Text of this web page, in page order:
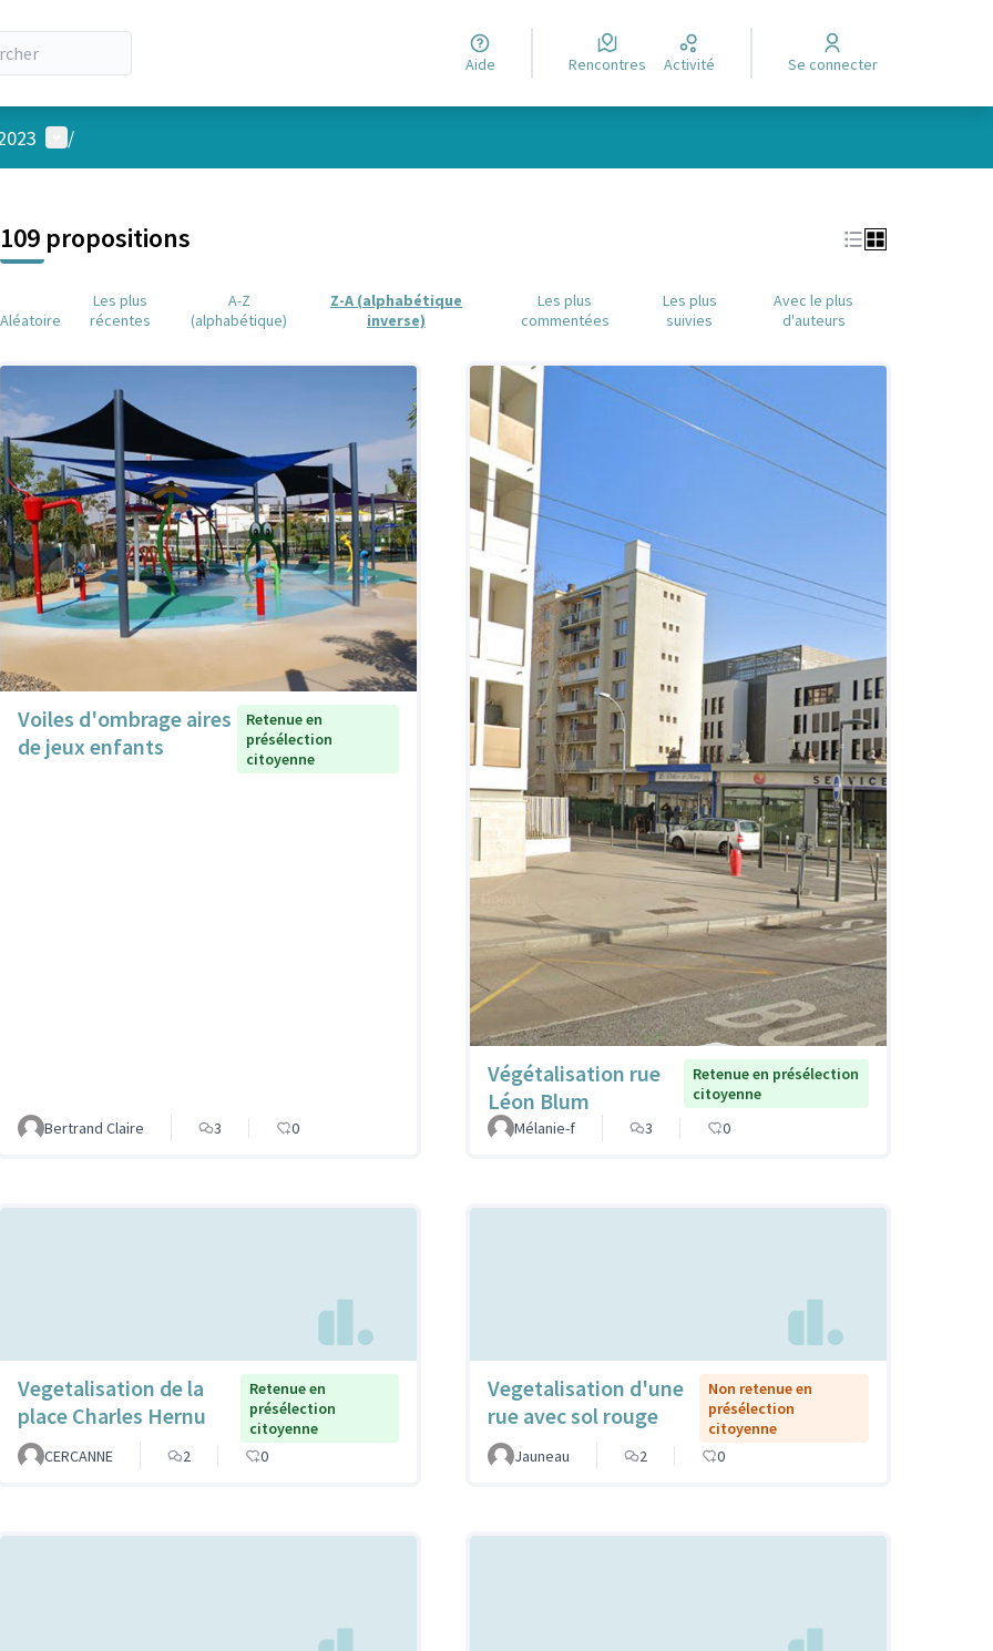
Aide Rencontres Activité Se connecter
Menu utilisateur
/
109 propositions
Aléatoire
Les plus
récentes
A-Z
(alphabétique)
Z-A (alphabétique
inverse)
Les plus
commentées
Les plus
suivies
Avec le plus
d'auteurs
Voiles d'ombrage aires
de jeux enfants
Retenue en
présélection
citoyenne
Bertrand Claire 3 0
Végétalisation rue
Léon Blum
Retenue en présélection
citoyenne
Mélanie-f
3 0
Vegetalisation de la
place Charles Hernu
Retenue en
présélection
citoyenne
CERCANNE
2 0
Vegetalisation d'une
rue avec sol rouge
Non retenue en
présélection
citoyenne
Jauneau
2 0